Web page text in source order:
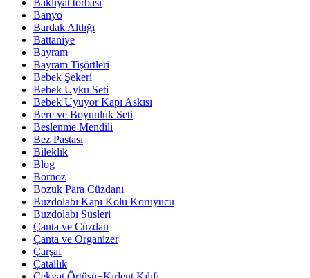
Banyo
Bardak Altlığı
Battaniye
Bayram
Bayram Tişörtleri
Bebek Şekeri
Bebek Uyku Seti
Bebek Uyuyor Kapı Askısı
Bere ve Boyunluk Seti
Beslenme Mendili
Bez Pastası
Bileklik
Blog
Bornoz
Bozuk Para Cüzdanı
Buzdolabı Kapı Kolu Koruyucu
Buzdolabı Süsleri
Çanta ve Cüzdan
Çanta ve Organizer
Çarşaf
Çatallık